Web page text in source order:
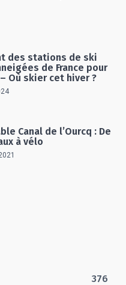
des stations de ski
de France pour
Où skier cet hiver ?
Canal de l’Ourcq : De
à vélo
376